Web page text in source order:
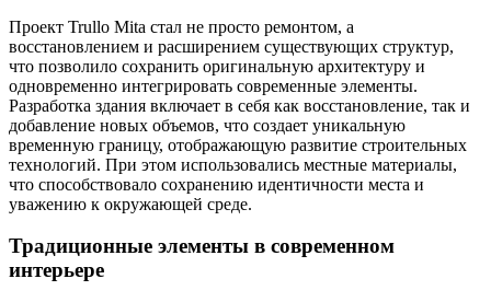
Проект Trullo Mita стал не просто ремонтом, а
восстановлением и расширением существующих структур,
что позволило сохранить оригинальную архитектуру и
одновременно интегрировать современные элементы.
Разработка здания включает в себя как восстановление, так и
добавление новых объемов, что создает уникальную
временную границу, отображающую развитие строительных
технологий. При этом использовались местные материалы,
что способствовало сохранению идентичности места и
уважению к окружающей среде.
Традиционные элементы в современном
интерьере